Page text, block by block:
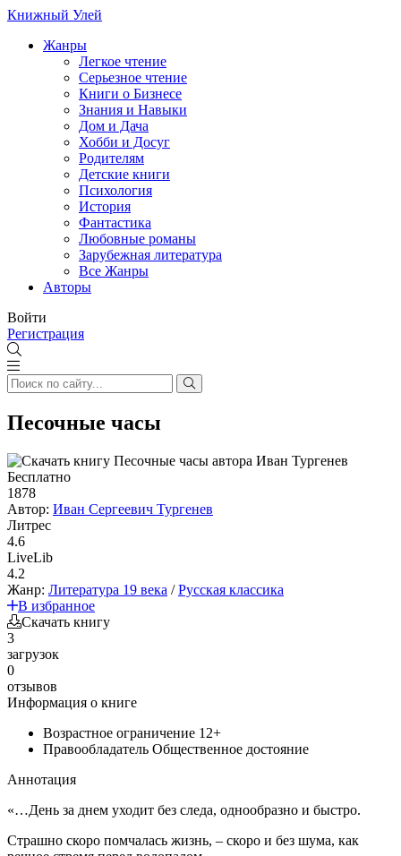
Книжный Улей
Жанры
Легкое чтение
Серьезное чтение
Книги о Бизнесе
Знания и Навыки
Дом и Дача
Хобби и Досуг
Родителям
Детские книги
Психология
История
Фантастика
Любовные романы
Зарубежная литература
Все Жанры
Авторы
Войти
Регистрация
Песочные часы
Бесплатно
1878
Автор: Иван Сергеевич Тургенев
Литрес
4.6
LiveLib
4.2
Жанр: Литература 19 века /Русская классика
В избранное
Скачать книгу
3
загрузок
0
отзывов
Информация о книге
Возрастное ограничение 12+
Правообладатель Общественное достояние
Аннотация
«…День за днем уходит без следа, однообразно и быстро.
Страшно скоро помчалась жизнь, – скоро и без шума, как